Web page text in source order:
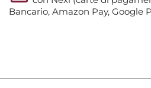
Bancario, Amazon Pay, Google